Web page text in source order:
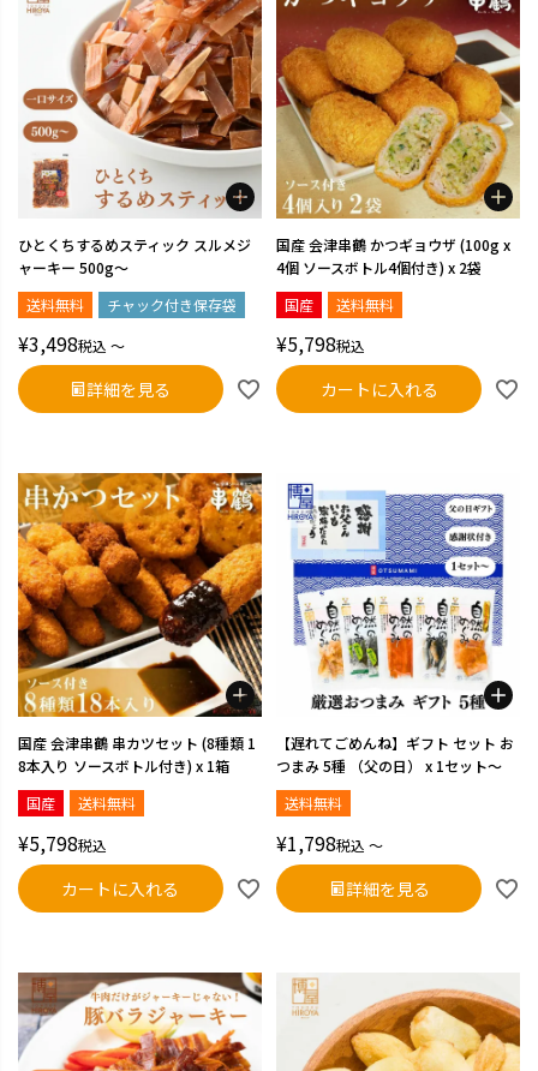
ひとくちするめスティック スルメジ
ャーキー 500g～
送料無料
チャック付き保存袋
¥3,498税込 〜
詳細を見る
国産 会津串鶴 かつギョウザ (100g x
4個 ソースボトル4個付き) x 2袋
国産
送料無料
¥5,798税込
カートに入れる
国産 会津串鶴 串カツセット (8種類 1
8本入り ソースボトル付き) x 1箱
国産
送料無料
¥5,798税込
カートに入れる
【遅れてごめんね】ギフト セット お
つまみ 5種 （父の日） x 1セット～
送料無料
¥1,798税込 〜
詳細を見る